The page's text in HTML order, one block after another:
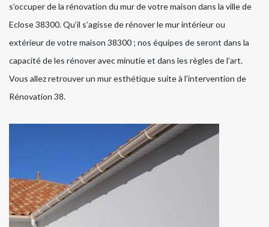
s’occuper de la rénovation du mur de votre maison dans la ville de
Eclose 38300. Qu’il s’agisse de rénover le mur intérieur ou
extérieur de votre maison 38300 ; nos équipes de seront dans la
capacité de les rénover avec minutie et dans les règles de l’art.
Vous allez retrouver un mur esthétique suite à l’intervention de
Rénovation 38.